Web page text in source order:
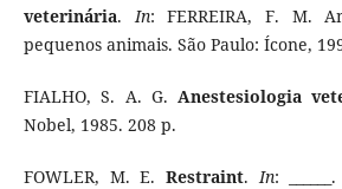
veterinária.In: FERREIRA, F. M.
pequenos animais. São Paulo: Ícone,
FIALHO, S. A. G.Anestesiologia
Nobel, 1985. 208 p.
FOWLER, M. E. Restraint.In: